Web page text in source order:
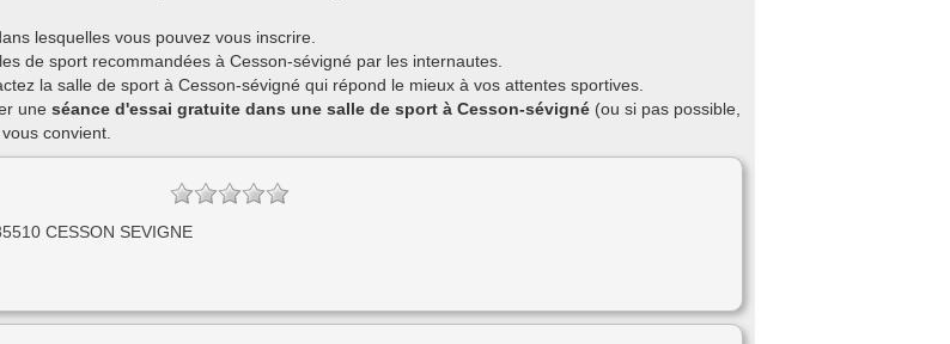
lesquelles vous pouvez vous inscrire.
de sport recommandées à Cesson-sévigné par les internautes.
la salle de sport à Cesson-sévigné qui répond le mieux à vos attentes sportives.
une séance d'essai gratuite dans une salle de sport à Cesson-sévigné (ou si pas possible,
convient.
CESSON SEVIGNE